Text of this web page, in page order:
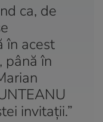
ca, de
în acest
până în
invitaţii.”